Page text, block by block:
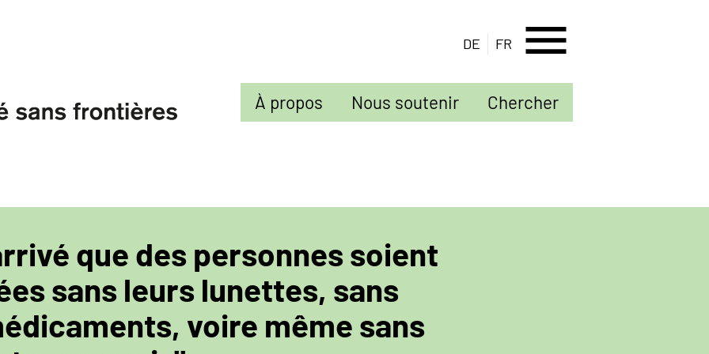
DE FR menu
Sekundarmenü
À propos Nous soutenir Chercher
que des personnes soient
sans leurs lunettes, sans
voire même sans